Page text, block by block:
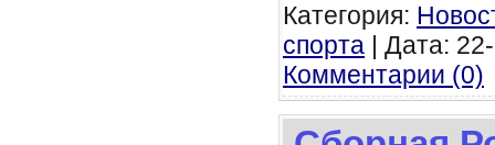
Категория:
спорта | Дата:
Комментарии (0)